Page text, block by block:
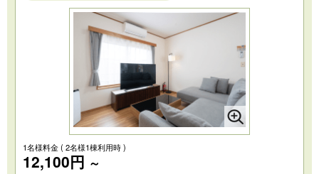
1名様料金( 2名様1棟利用時 )
12,100円 ～